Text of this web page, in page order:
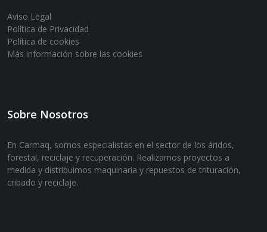
Aviso Legal
Política de Privacidad
Política de cookies
Más información sobre las cookies
Sobre Nosotros
En Carmaq, somos especialistas en el sector de los áridos,
forestal, reciclaje y recuperación. Realizamos proyectos a
medida y distribuimos maquinaria y repuestos de trituración,
cribado y reciclaje.